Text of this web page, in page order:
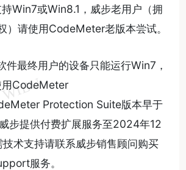
Win7或Win8.1，威步老用户（拥
）请使用CodeMeter老版本尝试。
件最终用户的设备只能运行Win7，
用CodeMeter
Protection Suite版本早于
步提供付费扩展服务至2024年12
技术支持请联系威步销售顾问购买
服务。